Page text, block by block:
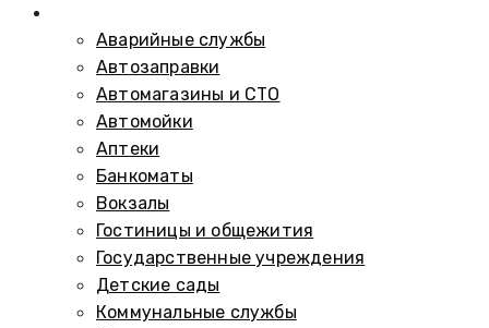
Аварийные службы
Автозаправки
Автомагазины и СТО
Автомойки
Аптеки
Банкоматы
Вокзалы
Гостиницы и общежития
Государственные учреждения
Детские сады
Коммунальные службы